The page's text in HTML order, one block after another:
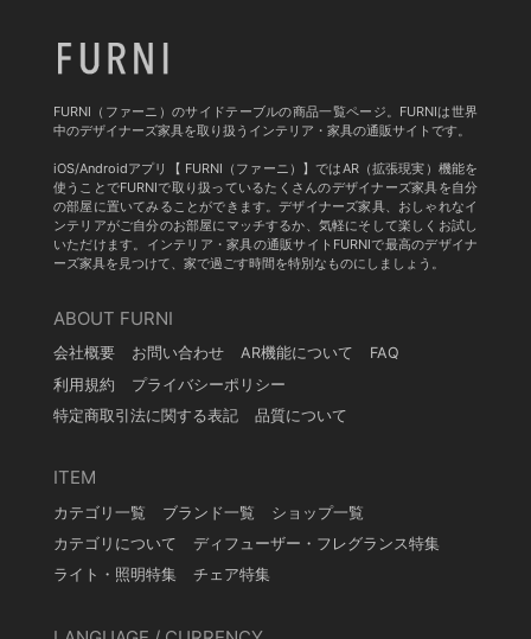
FURNI（ファーニ）のサイドテーブルの商品一覧ページ。FURNIは世界
中のデザイナーズ家具を取り扱うインテリア・家具の通販サイトです。
iOS/Androidアプリ【 FURNI（ファーニ）】ではAR（拡張現実）機能を
使うことでFURNIで取り扱っているたくさんのデザイナーズ家具を自分
の部屋に置いてみることができます。デザイナーズ家具、おしゃれなイ
ンテリアがご自分のお部屋にマッチするか、気軽にそして楽しくお試し
いただけます。インテリア・家具の通販サイトFURNIで最高のデザイナ
ーズ家具を見つけて、家で過ごす時間を特別なものにしましょう。
ABOUT FURNI
会社概要 お問い合わせ AR機能について
FAQ
利用規約
プライバシーポリシー
特定商取引法に関する表記
品質について
ITEM
カテゴリ一覧 ブランド一覧
ショップ一覧
カテゴリについて
ディフューザー・フレグランス特集
ライト・照明特集
チェア特集